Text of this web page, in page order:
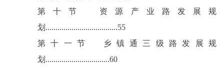
第十节
资源产业路发展规
划 ....................................55
第十一节
乡镇通三级路发展规
划 ................................60